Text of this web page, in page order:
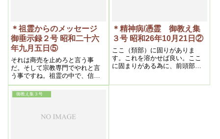
＊祖霊からのメッセージ
御垂示録２号 昭和二十六
年九月五日⑤
それは商売を止めろと言う事
だ。そして宗教専門でやれと言
う事ですね。祖霊の中で、信仰
によって大いに徳を施して貰
い、祖霊が皆んな救われたい。
それで、商売していては思う様
＊精神病/憑霊 御教え集
３号 昭和26年10月21日②
ここ（頚部）に固りがありま
す。これを溶かせば良い。ここ
に固まりがある為に、前頭部が
御教え集３号